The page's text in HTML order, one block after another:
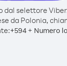
dal selettore
da Polonia,
+594+ Numero